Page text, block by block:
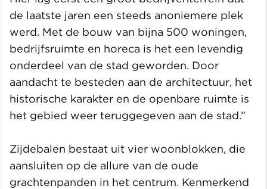
de laatste jaren een steeds anoniemere plek
werd. Met de bouw van bijna 500 woningen,
bedrijfsruimte en horeca is het een levendig
onderdeel van de stad geworden. Door
aandacht te besteden aan de architectuur, het
historische karakter en de openbare ruimte is
het gebied weer teruggegeven aan de stad.”
Zijdebalen bestaat uit vier woonblokken, die
aansluiten op de allure van de oude
grachtenpanden in het centrum. Kenmerkend